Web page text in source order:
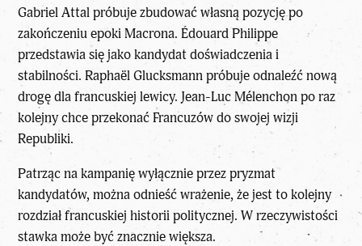
Gabriel Attal próbuje zbudować własną pozycję po
zakończeniu epoki Macrona. Édouard Philippe
przedstawia się jako kandydat doświadczenia i
stabilności. Raphaël Glucksmann próbuje odnaleźć nową
drogę dla francuskiej lewicy. Jean-Luc Mélenchon po raz
kolejny chce przekonać Francuzów do swojej wizji
Republiki.
Patrząc na kampanię wyłącznie przez pryzmat
kandydatów, można odnieść wrażenie, że jest to kolejny
rozdział francuskiej historii politycznej. W rzeczywistości
stawka może być znacznie większa.